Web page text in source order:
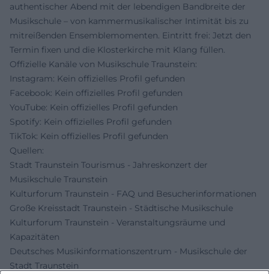
authentischer Abend mit der lebendigen Bandbreite der
Musikschule – von kammermusikalischer Intimität bis zu
mitreißenden Ensemblemomenten. Eintritt frei: Jetzt den
Termin fixen und die Klosterkirche mit Klang füllen.
Offizielle Kanäle von Musikschule Traunstein:
Instagram: Kein offizielles Profil gefunden
Facebook: Kein offizielles Profil gefunden
YouTube: Kein offizielles Profil gefunden
Spotify: Kein offizielles Profil gefunden
TikTok: Kein offizielles Profil gefunden
Quellen:
Stadt Traunstein Tourismus - Jahreskonzert der
Musikschule Traunstein
Kulturforum Traunstein - FAQ und Besucherinformationen
Große Kreisstadt Traunstein - Städtische Musikschule
Kulturforum Traunstein - Veranstaltungsräume und
Kapazitäten
Deutsches Musikinformationszentrum - Musikschule der
Stadt Traunstein